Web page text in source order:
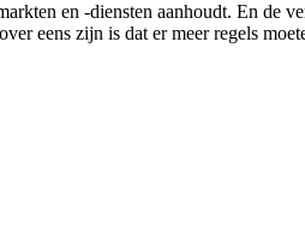
en -diensten aanhoudt. En de
eens zijn is dat er meer regels